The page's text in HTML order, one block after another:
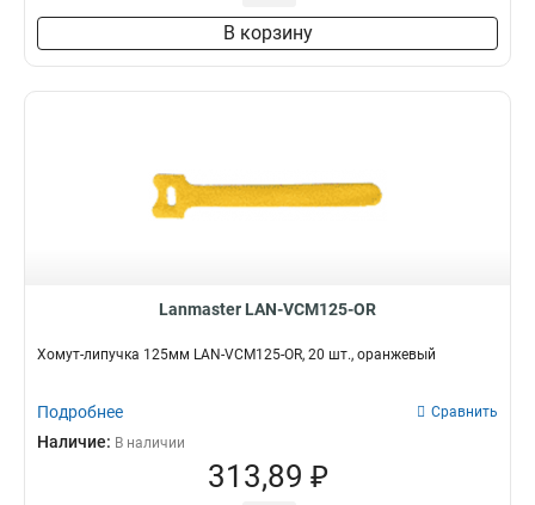
В корзину
Lanmaster LAN-VCM125-OR
Хомут-липучка 125мм LAN-VCM125-OR, 20 шт., оранжевый
Подробнее Сравнить
Наличие: В наличии
313,89 ₽